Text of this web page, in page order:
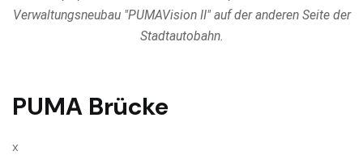
Verwaltungsneubau "PUMAVision II" auf der anderen Seite der
Stadtautobahn.
PUMA Brücke
x